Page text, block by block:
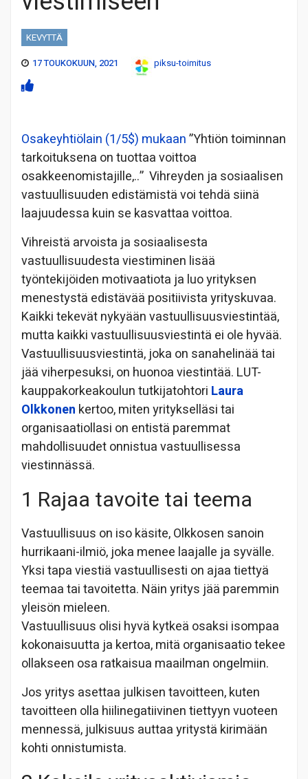
KEVYTTÄ
17 TOUKOKUUN, 2021
piksu-toimitus
Osakeyhtiölain (1/5$) mukaan”Yhtiön toiminnan
tarkoituksena on tuottaa voittoa
osakkeenomistajille,..” Vihreyden ja sosiaalisen
vastuullisuuden edistämistä voi tehdä siinä
laajuudessa kuin se kasvattaa voittoa.
Vihreistä arvoista ja sosiaalisesta
vastuullisuudesta viestiminen lisää
työntekijöiden motivaatiota ja luo yrityksen
menestystä edistävää positiivista yrityskuvaa.
Kaikki tekevät nykyään vastuullisuusviestintää,
mutta kaikki vastuullisuusviestintä ei ole hyvää.
Vastuullisuusviestintä, joka on sanahelinää tai
jää viherpesuksi, on huonoa viestintää. LUT-
kauppakorkeakoulun tutkijatohtori Laura
Olkkonen kertoo, miten yritykselläsi tai
organisaatiollasi on entistä paremmat
mahdollisuudet onnistua vastuullisessa
viestinnässä.
1 Rajaa tavoite tai teema
Vastuullisuus on iso käsite, Olkkosen sanoin
hurrikaani-ilmiö, joka menee laajalle ja syvälle.
Yksi tapa viestiä vastuullisesti on ajaa tiettyä
teemaa tai tavoitetta. Näin yritys jää paremmin
yleisön mieleen.
Vastuullisuus olisi hyvä kytkeä osaksi isompaa
kokonaisuutta ja kertoa, mitä organisaatio tekee
ollakseen osa ratkaisua maailman ongelmiin.
Jos yritys asettaa julkisen tavoitteen, kuten
tavoitteen olla hiilinegatiivinen tiettyyn vuoteen
mennessä, julkisuus auttaa yritystä kirimään
kohti onnistumista.